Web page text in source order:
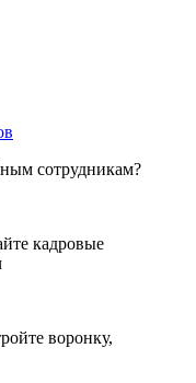
сотрудникам?
кадровые
воронку,